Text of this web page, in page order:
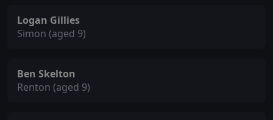
Logan Gillies
Simon (aged 9)
Ben Skelton
Renton (aged 9)